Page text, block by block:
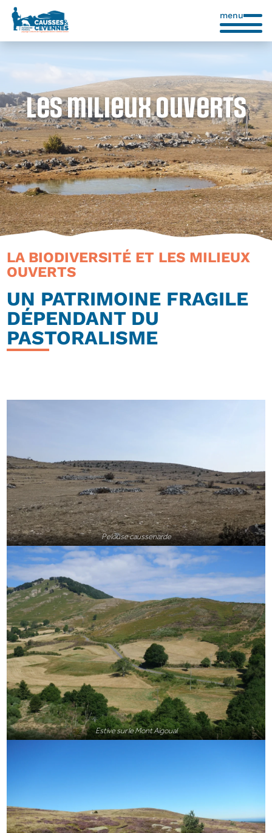
menu
Les milieux ouverts
LA BIODIVERSITÉ ET LES MILIEUX
OUVERTS
UN PATRIMOINE FRAGILE
DÉPENDANT DU
PASTORALISME
Pelouse caussenarde
Estive sur le Mont Aigoual